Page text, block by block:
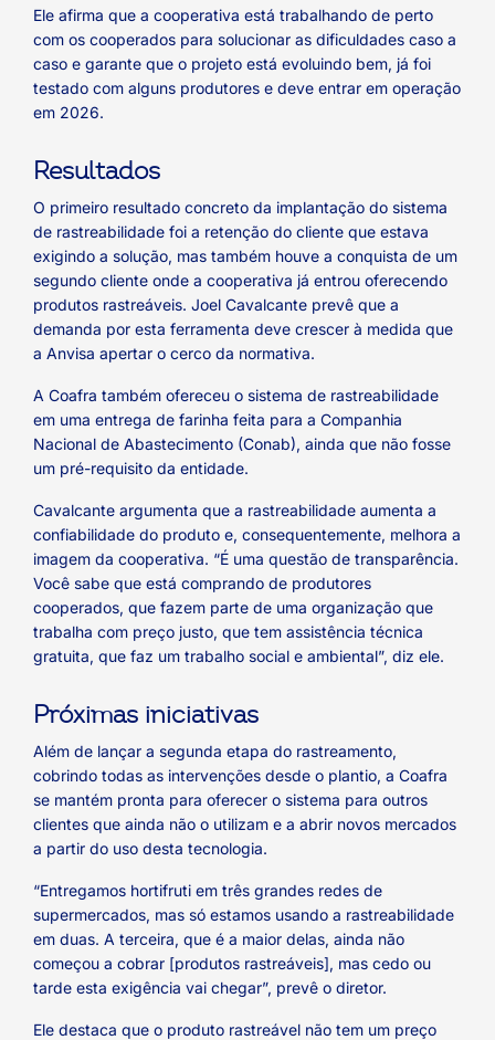
Ele afirma que a cooperativa está trabalhando de perto
com os cooperados para solucionar as dificuldades caso a
caso e garante que o projeto está evoluindo bem, já foi
testado com alguns produtores e deve entrar em operação
em 2026.
Resultados
O primeiro resultado concreto da implantação do sistema
de rastreabilidade foi a retenção do cliente que estava
exigindo a solução, mas também houve a conquista de um
segundo cliente onde a cooperativa já entrou oferecendo
produtos rastreáveis. Joel Cavalcante prevê que a
demanda por esta ferramenta deve crescer à medida que
a Anvisa apertar o cerco da normativa.
A Coafra também ofereceu o sistema de rastreabilidade
em uma entrega de farinha feita para a Companhia
Nacional de Abastecimento (Conab), ainda que não fosse
um pré-requisito da entidade.
Cavalcante argumenta que a rastreabilidade aumenta a
confiabilidade do produto e, consequentemente, melhora a
imagem da cooperativa. “É uma questão de transparência.
Você sabe que está comprando de produtores
cooperados, que fazem parte de uma organização que
trabalha com preço justo, que tem assistência técnica
gratuita, que faz um trabalho social e ambiental”, diz ele.
Próximas iniciativas
Além de lançar a segunda etapa do rastreamento,
cobrindo todas as intervenções desde o plantio, a Coafra
se mantém pronta para oferecer o sistema para outros
clientes que ainda não o utilizam e a abrir novos mercados
a partir do uso desta tecnologia.
“Entregamos hortifruti em três grandes redes de
supermercados, mas só estamos usando a rastreabilidade
em duas. A terceira, que é a maior delas, ainda não
começou a cobrar [produtos rastreáveis], mas cedo ou
tarde esta exigência vai chegar”, prevê o diretor.
Ele destaca que o produto rastreável não tem um preço